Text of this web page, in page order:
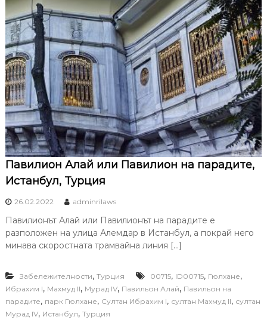
Павилион Алай или Павилион на парадите,
Истанбул, Турция
26.02.2022 adminrilaws
Павилионът Алай или Павилионът на парадите е
разположен на улица Алемдар в Истанбул, а покрай него
минава скоростната трамвайна линия […]
Забележителности, Турция 00715, ID00715, Гюлхане,
Ибрахим I, Махмуд II, Мурад IV, Павильон Алай, Павильон на
парадите, парк Гюлхане, Султан Ибрахим I, султан Махмуд II, султан
Мурад IV, Истанбул, Турция